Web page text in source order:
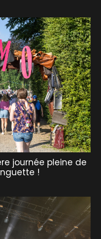
journée pleine de
!